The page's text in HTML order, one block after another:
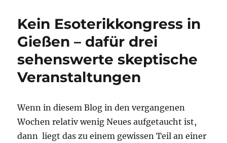
Kein Esoterikkongress in
Gießen – dafür drei
sehenswerte skeptische
Veranstaltungen
Wenn in diesem Blog in den vergangenen
Wochen relativ wenig Neues aufgetaucht ist,
dann liegt das zu einem gewissen Teil an einer